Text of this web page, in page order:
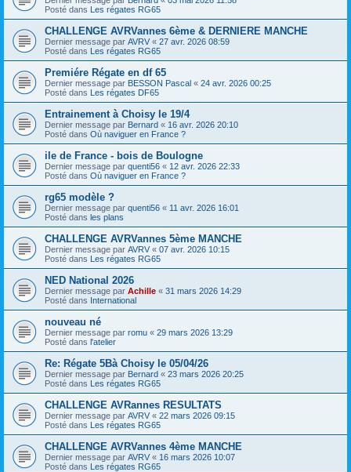
Posté dans Les régates RG65
CHALLENGE AVRVannes 6ème & DERNIERE MANCHE
Dernier message par AVRV « 27 avr. 2026 08:59
Posté dans Les régates RG65
Premiére Régate en df 65
Dernier message par BESSON Pascal « 24 avr. 2026 00:25
Posté dans Les régates DF65
Entrainement à Choisy le 19/4
Dernier message par Bernard « 16 avr. 2026 20:10
Posté dans Où naviguer en France ?
ile de France - bois de Boulogne
Dernier message par quenti56 « 12 avr. 2026 22:33
Posté dans Où naviguer en France ?
rg65 modèle ?
Dernier message par quenti56 « 11 avr. 2026 16:01
Posté dans les plans
CHALLENGE AVRVannes 5ème MANCHE
Dernier message par AVRV « 07 avr. 2026 10:15
Posté dans Les régates RG65
NED National 2026
Dernier message par Achille « 31 mars 2026 14:29
Posté dans International
nouveau né
Dernier message par romu « 29 mars 2026 13:29
Posté dans l'atelier
Re: Régate 5Bà Choisy le 05/04/26
Dernier message par Bernard « 23 mars 2026 20:25
Posté dans Les régates RG65
CHALLENGE AVRannes RESULTATS
Dernier message par AVRV « 22 mars 2026 09:15
Posté dans Les régates RG65
CHALLENGE AVRVannes 4ème MANCHE
Dernier message par AVRV « 16 mars 2026 10:07
Posté dans Les régates RG65